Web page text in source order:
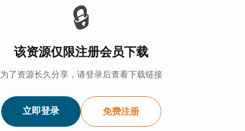
🔒
该资源仅限注册会员下载
为了资源长久分享，请登录后查看下载链接
立即登录 免费注册